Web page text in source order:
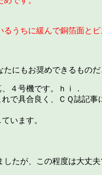
うちに緩んで銅箔面とビ
にもお奨めできるものだ
４号機です。ｈｉ．
で具合良く、ＣＱ誌記
います。
たが、この程度は大丈夫